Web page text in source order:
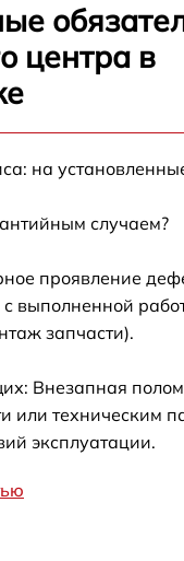
центра в
на
случаем?
проявление
выполненной
запчасти).
Внезапная
или техническим
эксплуатации.